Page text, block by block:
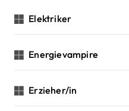
Elektriker
Energievampire
Erzieher/in